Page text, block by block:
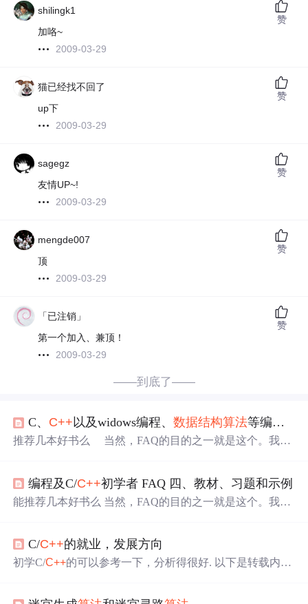
shilingk1
加咯~
2009-03-29
赞
猫已经找不回了
up下
2009-03-29
赞
sagegz
友情UP~!
2009-03-29
赞
mengde007
顶
2009-03-29
赞
「已注销」
第一个加入、兼顶！
2009-03-29
赞
——到底了——
C、 C++以及widows编程、数据结构算法等编程书籍推荐
推荐几本好书么 当然，FAQ的目的之一就是这个。我将
是汗牛充栋，读都读不完。不过很显然，大家都公认的经
典，也只是那么寥寥数本而已。下面推荐的都是这样的著
首先是纯C的教材
编程及C/C++初学者 FAQ 四、教材、习题和示例
能推荐几本好书么 当然，FAQ的目的之一就是这个。我将
是汗牛充栋，读都读不完。不过很显然，大家都公认的经
典，也只是那么寥寥数本而已。下面推荐的都是这样的著
C/C++的就业，发展方向
初学C/C++
的可以参考一下，分析得很好. 以下是转载内容